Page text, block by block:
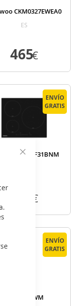
CKM0327EWEA0
ES
465
€
ENVÍO
GRATIS
BH6ISF31BNM
VER DETALLE
185€
ENVÍO
GRATIS
Daewoo WM